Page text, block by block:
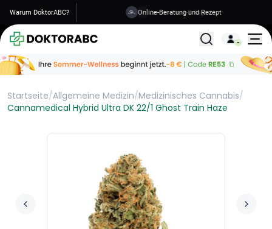
Warum DoktorABC? Versand in 1-2 Tagen
Alle
Startseite/Allgemeine Medizin/Medizinisches Cannabis/
Cannamedical Hybrid Ultra DK 22/1 Ghost Train Haze